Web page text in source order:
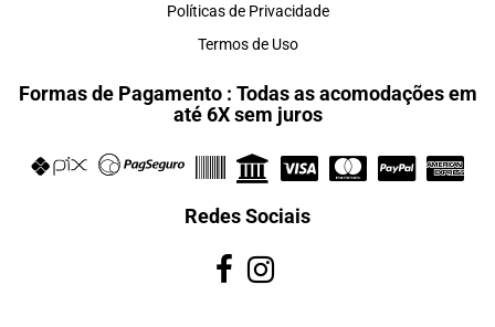
Políticas de Privacidade
Termos de Uso
Formas de Pagamento : Todas as acomodações em
até 6X sem juros
Redes Sociais